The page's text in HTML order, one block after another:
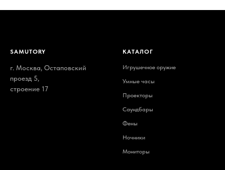
SAMUTORY
г. Москва, Остаповский
проезд 5,
строение 17
КАТАЛОГ
Игрушечное оружие
Умные часы
Проекторы
Саундбары
Фены
Ночники
Мониторы